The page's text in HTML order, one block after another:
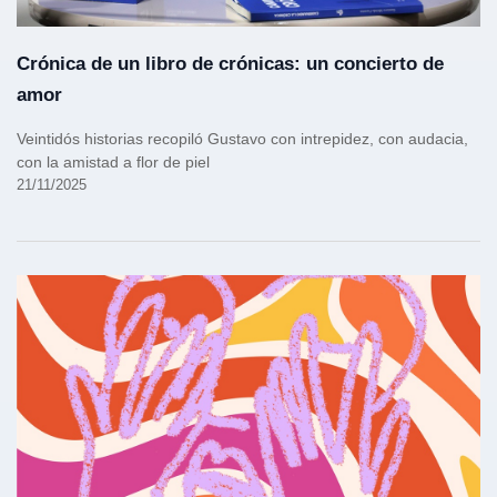
Crónica de un libro de crónicas: un concierto de
amor
Veintidós historias recopiló Gustavo con intrepidez, con audacia,
con la amistad a flor de piel
21/11/2025